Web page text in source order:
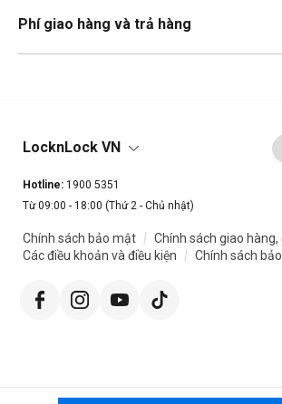
Phí giao hàng và trả hàng
LocknLock VN
Hotline: 1900 5351
Từ 09:00 - 18:00 (Thứ 2 - Chủ nhật)
Chính sách bảo mật | Chính sách giao
Các điều khoản và điều kiện
| Chính sách